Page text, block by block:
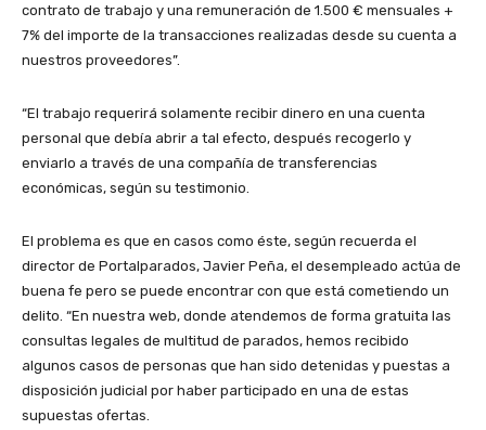
contrato de trabajo y una remuneración de 1.500 € mensuales +
7% del importe de la transacciones realizadas desde su cuenta a
nuestros proveedores”.
“El trabajo requerirá solamente recibir dinero en una cuenta
personal que debía abrir a tal efecto, después recogerlo y
enviarlo a través de una compañía de transferencias
económicas, según su testimonio.
El problema es que en casos como éste, según recuerda el
director de Portalparados, Javier Peña, el desempleado actúa de
buena fe pero se puede encontrar con que está cometiendo un
delito. “En nuestra web, donde atendemos de forma gratuita las
consultas legales de multitud de parados, hemos recibido
algunos casos de personas que han sido detenidas y puestas a
disposición judicial por haber participado en una de estas
supuestas ofertas.